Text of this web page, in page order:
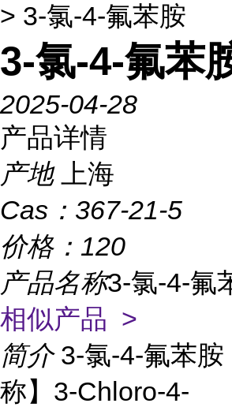
> 3-氯-4-氟苯胺
3-氯-4-氟苯
2025-04-28
产品详情
产地
上海
Cas： 367-21-5
价格： 120
产品名称3-氯-4-氟
相似产品 >
简介 3-氯-4-氟苯胺
称】3-Chloro-4-